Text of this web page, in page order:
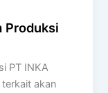
Produksi
PT INKA
akan